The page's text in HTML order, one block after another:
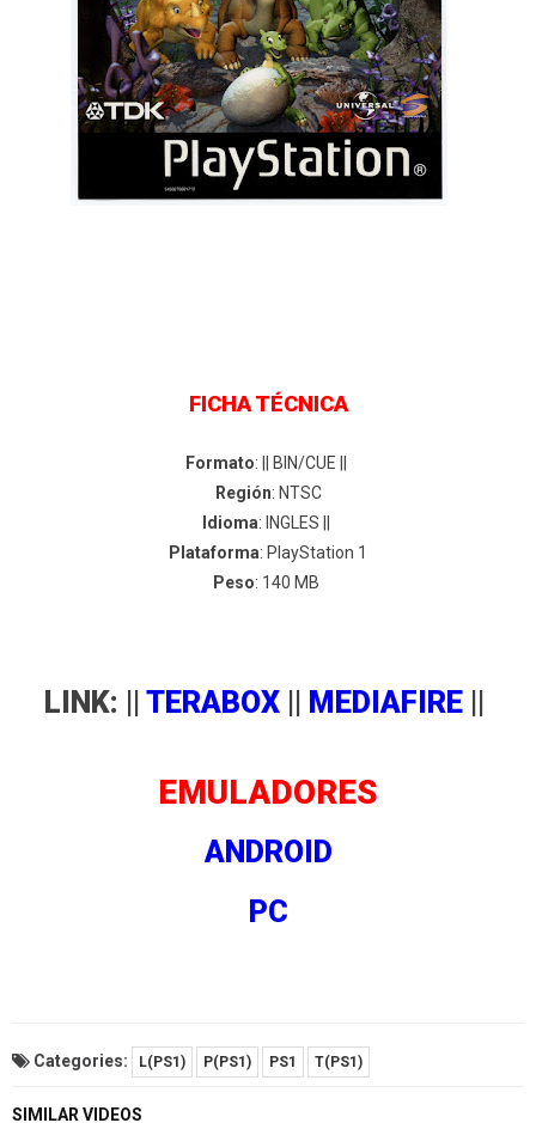
FICHA TÉCNICA
Formato: || BIN/CUE ||
Región: NTSC
Idioma: INGLES ||
Plataforma: PlayStation 1
Peso: 140 MB
LINK: || TERABOX MEDIAFIRE
EMULADORES
ANDROID
PC
Categories: L(PS1) P(PS1) PS1 T(PS1)
SIMILAR VIDEOS